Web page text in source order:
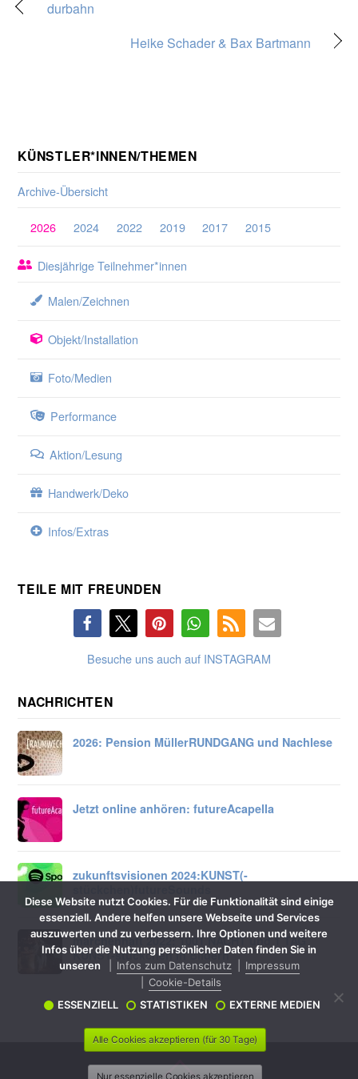
durbahn
Heike Schader & Bax Bartmann
KÜNSTLER*INNEN/THEMEN
Archive-Übersicht
2026 2024 2022 2019 2017 2015
Diesjährige Teilnehmer*innen
Malen/Zeichnen
Objekt/Installation
Foto/Medien
Performance
Aktion/Lesung
Handwerk/Deko
Infos/Extras
TEILE MIT FREUNDEN
Besuche uns auch auf INSTAGRAM
NACHRICHTEN
2026: Pension MüllerRUNDGANG und Nachlese
Jetzt online anhören: futureAcapella
zukunftsvisionen 2024:KUNST(-
märchenhaft 2022: 1001 NACHT und 1 TAG
KUNST-stückchen in Bildern
Diese Website nutzt Cookies. Für die Funktionalität sind einige
essenziell. Andere helfen unsere Webseite und Services
auszuwerten und zu verbessern. Ihre Optionen und weitere
Infos über die Nutzung persönlicher Daten finden Sie in
unseren
Infos zum Datenschutz
Impressum
Cookie-Details
ESSENZIELL
STATISTIKEN EXTERNE MEDIEN
Alle Cookies akzeptieren (für 30 Tage)
Nur essenzielle Cookies akzeptieren